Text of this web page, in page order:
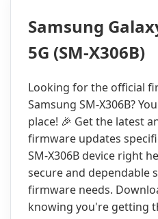
Samsung
5G (SM-X306B)
Looking for the official
Samsung SM-X306B?
place! 🎉 Get the latest
firmware updates
SM-X306B device right
secure and dependable
firmware needs.
knowing you're getting